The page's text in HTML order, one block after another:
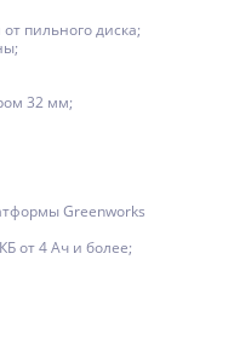
пильного диска;
32 мм;
Greenworks
от 4 Ач и более;